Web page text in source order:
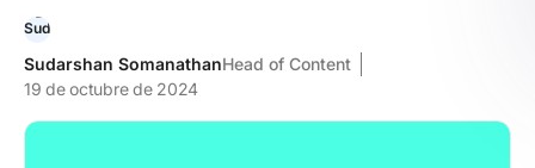
Sudarshan SomanathanHead of Content
19 de octubre de 2024